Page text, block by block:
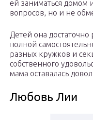
ей заниматься
вопросов, но и не
Детей она
полной
разных кружков и
собственного
мама оставалась
Любовь Лии